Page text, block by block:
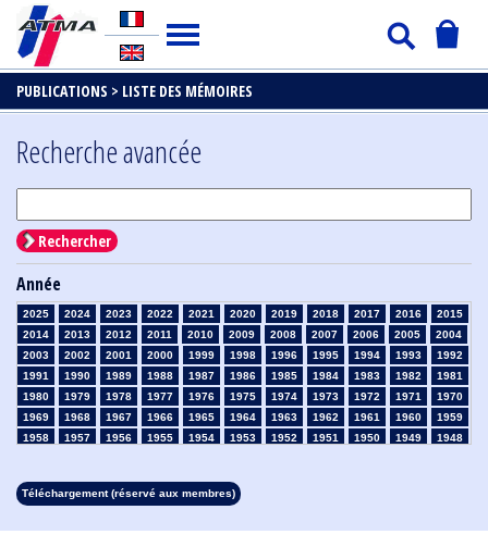
PUBLICATIONS > LISTE DES MÉMOIRES
Recherche avancée
Rechercher
Année
2025 2024 2023 2022 2021 2020 2019 2018 2017 2016
2015
2014
2013 2012 2011 2010 2009 2008 2007 2006 2005
2004
2003
2002 2001 2000 1999 1998 1996 1995 1994 1993
1992
1991
1990 1989 1988 1987 1986 1985 1984 1983 1982
1981
1980
1979 1978 1977 1976 1975 1974 1973 1972 1971
1970
1969
1968 1967 1966 1965 1964 1963 1962 1961 1960
1959
1958
1957 1956 1955 1954 1953 1952 1951 1950 1949
1948
1913
1912 1911 1910 1909 1908
Téléchargement (réservé aux membres)